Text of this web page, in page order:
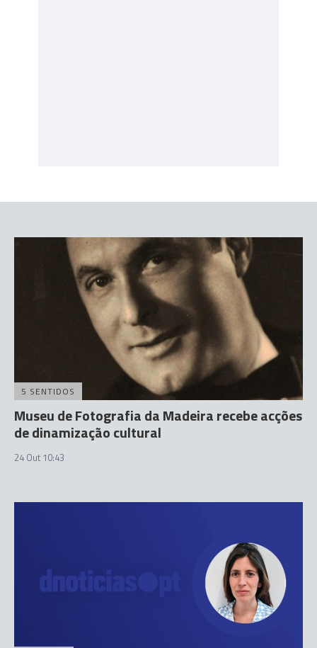
5 SENTIDOS
Museu de Fotografia da Madeira recebe acções
de dinamização cultural
24 Out 10:43